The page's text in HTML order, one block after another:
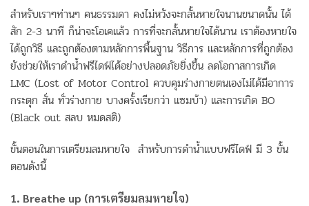
สำหรับเราๆท่านๆ คนธรรมดา คงไม่หวังจะกลั้นหายใจนานขนาดนั้น ได้
สัก 2-3 นาที ก็น่าจะโอเคแล้ว การที่จะกลั้นหายใจได้นาน เราต้องหายใจ
ได้ถูกวิธี และถูกต้องตามหลักการพื้นฐาน วิธีการ และหลักการที่ถูกต้อง
ยังช่วยให้เราดำน้ำฟรีไดฟ์ได้อย่างปลอดภัยยิ่งขึ้น ลดโอกาสการเกิด
LMC (Lost of Motor Control ควบคุมร่างกายตนเองไม่ได้มีอาการ
กระตุก สั่น ทั่วร่างกาย บางครั้งเรียกว่า แซมบ้า) และการเกิด BO
(Black out สลบ หมดสติ)
ขั้นตอนในการเตรียมลมหายใจ สำหรับการดำน้ำแบบฟรีไดฟ์ มี 3 ขั้น
ตอนดังนี้
1. Breathe up (การเตรียมลมหายใจ)